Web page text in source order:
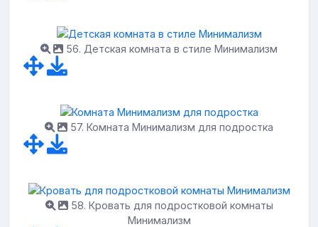
56. Детская комната в стиле Минимализм
57. Комната Минимализм для подростка
58. Кровать для подростковой комнаты
Минимализм